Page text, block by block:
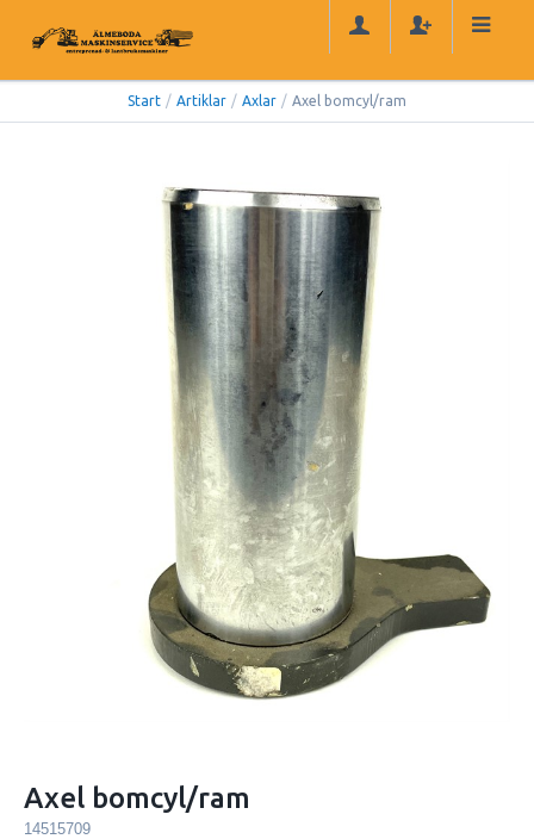
Start / Artiklar / Axlar / Axel bomcyl/ram
Axel bomcyl/ram
14515709